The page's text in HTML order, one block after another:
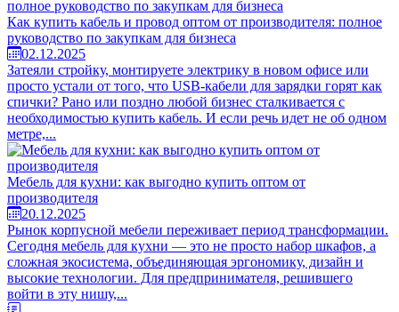
Как купить кабель и провод оптом от производителя: полное
руководство по закупкам для бизнеса
02.12.2025
Затеяли стройку, монтируете электрику в новом офисе или
просто устали от того, что USB-кабели для зарядки горят как
спички? Рано или поздно любой бизнес сталкивается с
необходимостью купить кабель. И если речь идет не об одном
метре,...
Мебель для кухни: как выгодно купить оптом от
производителя
20.12.2025
Рынок корпусной мебели переживает период трансформации.
Сегодня мебель для кухни — это не просто набор шкафов, а
сложная экосистема, объединяющая эргономику, дизайн и
высокие технологии. Для предпринимателя, решившего
войти в эту нишу,...